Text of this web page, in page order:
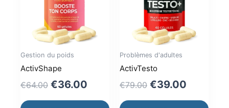
Gestion du poids
ActivShape
€64.00 Original
price
€36.00 Current
price
Problèmes d'adultes
ActivTesto
€79.00 Original
price
€39.00
price